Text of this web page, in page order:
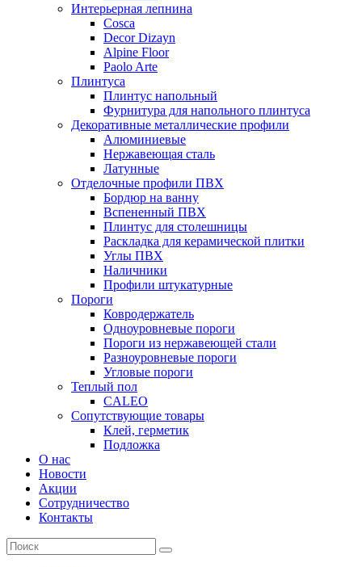
Интерьерная лепнина
Cosca
Decor Dizayn
Alpine Floor
Paolo Arte
Плинтуса
Плинтус напольный
Фурнитура для напольного плинтуса
Декоративные металлические профили
Алюминиевые
Нержавеющая сталь
Латунные
Отделочные профили ПВХ
Бордюр на ванну
Вспененный ПВХ
Плинтус для столешницы
Раскладка для керамической плитки
Углы ПВХ
Наличники
Профили штукатурные
Пороги
Ковродержатель
Одноуровневые пороги
Пороги из нержавеющей стали
Разноуровневые пороги
Угловые пороги
Теплый пол
CALEO
Сопутствующие товары
Клей, герметик
Подложка
О нас
Новости
Акции
Сотрудничество
Контакты